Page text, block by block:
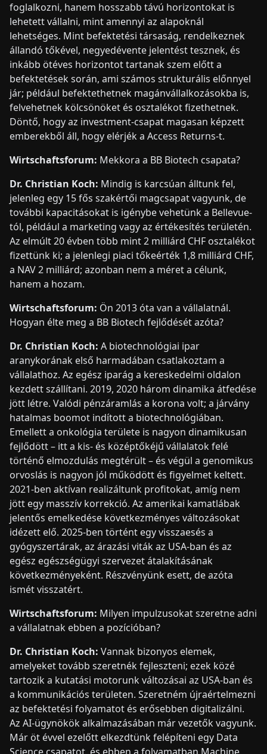
foglalkozni, hanem hosszabb távú horizontokat is
lehetett vállalni, mint amennyi az alapoknál
lehetséges. Mint befektetési társaság, rendelkeznek
állandó tőkével, negyedévente jelentést tesznek, és
inkább ötéves horizontot tartanak szem előtt a
befektetések során, ami számos strukturális előnnyel
jár; például befektethetnek magánvállalkozásokba is,
felvehetnek kölcsönöket és osztalékot fizethetnek.
Döntő, hogy az investment-csapat magasan képzett
emberekből áll, hogy elérjék a Access Returns-t.
Wirtschaftsforum: Mekkora a BB Biotech csapata?
Dr. Christian Koch: Mindig is karcsúan álltunk fel,
jelenleg egy 15 fős szakértői magcsapat vagyunk, de
további kapacitásokat is igénybe vehetünk a Bellevue-
tól, például a marketing vagy az értékesítés területén.
Az elmúlt 20 évben több mint 2 milliárd CHF osztalékot
fizettünk ki; a jelenlegi piaci tőkeérték 1,8 milliárd CHF,
a NAV 2 milliárd; azonban nem a méret a célunk,
hanem a hozam.
Wirtschaftsforum: Ön 2013 óta van a vállalatnál.
Hogyan élte meg a BB Biotech fejlődését azóta?
Dr. Christian Koch: A biotechnológiai ipar
aranykorának első harmadában csatlakoztam a
vállalathoz. Az egész iparág a kereskedelmi oldalon
kezdett szállítani. 2019, 2020 három dinamika átfedése
jött létre. Valódi pénzáramlás a korona volt; a járvány
hatalmas boomot indított a biotechnológiában.
Emellett a onkológia területe is nagyon dinamikusan
fejlődött – itt a kis- és középtőkéjű vállalatok felé
történő elmozdulás megtérült – és végül a genomikus
orvoslás is nagyon jól működött és figyelmet keltett.
2021-ben aktívan realizáltunk profitokat, amíg nem
jött egy masszív korrekció. Az amerikai kamatlábak
jelentős emelkedése következményes változásokat
idézett elő. 2025-ben történt egy visszaesés a
gyógyszertárak, az árazási viták az USA-ban és az
egész egészségügyi szervezet átalakításának
következményeként. Részvényünk esett, de azóta
ismét visszatért.
Wirtschaftsforum: Milyen impulzusokat szeretne adni
a vállalatnak ebben a pozícióban?
Dr. Christian Koch: Vannak bizonyos elemek,
amelyeket tovább szeretnék fejleszteni; ezek közé
tartozik a kutatási motorunk változásai az USA-ban és
a kommunikációs területen. Szeretném újraértelmezni
az befektetési folyamatot és erősebben digitalizálni.
Az AI-ügynökök alkalmazásában már vezetők vagyunk.
Már öt évvel ezelőtt elkezdtünk felépíteni egy Data